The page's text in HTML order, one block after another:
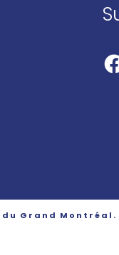
Facebook
Grand Montréal.